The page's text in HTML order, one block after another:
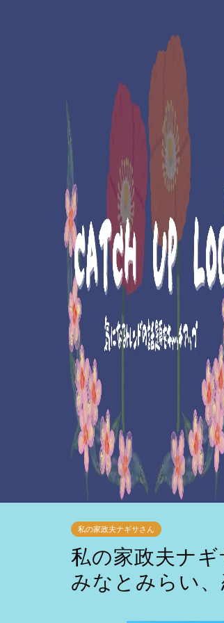
私の家政夫ナギサさん
私の家政夫ナ
みなとみらい